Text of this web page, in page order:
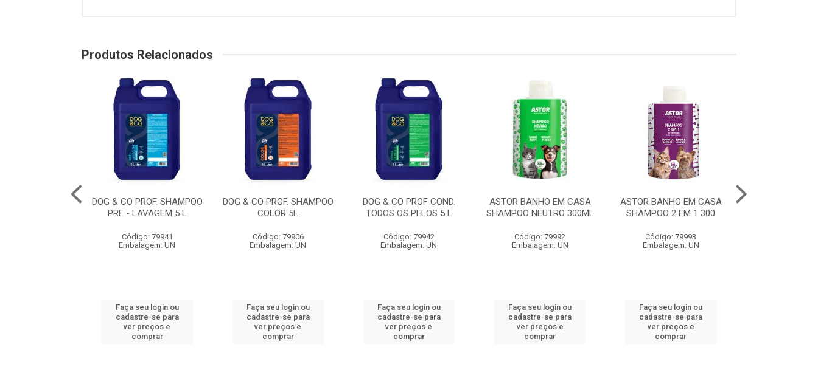
Produtos Relacionados
DOG & CO PROF. SHAMPOO
PRE - LAVAGEM 5 L
Código: 79941
Embalagem: UN
Faça seu login ou
cadastre-se para
ver preços e
comprar
DOG & CO PROF. SHAMPOO
COLOR 5L
Código: 79906
Embalagem: UN
Faça seu login ou
cadastre-se para
ver preços e
comprar
DOG & CO PROF COND.
TODOS OS PELOS 5 L
Código: 79942
Embalagem: UN
Faça seu login ou
cadastre-se para
ver preços e
comprar
ASTOR BANHO EM CASA
SHAMPOO NEUTRO 300ML
Código: 79992
Embalagem: UN
Faça seu login ou
cadastre-se para
ver preços e
comprar
ASTOR BANHO EM CASA
SHAMPOO 2 EM 1 300
Código: 79993
Embalagem: UN
Faça seu login ou
cadastre-se para
ver preços e
comprar